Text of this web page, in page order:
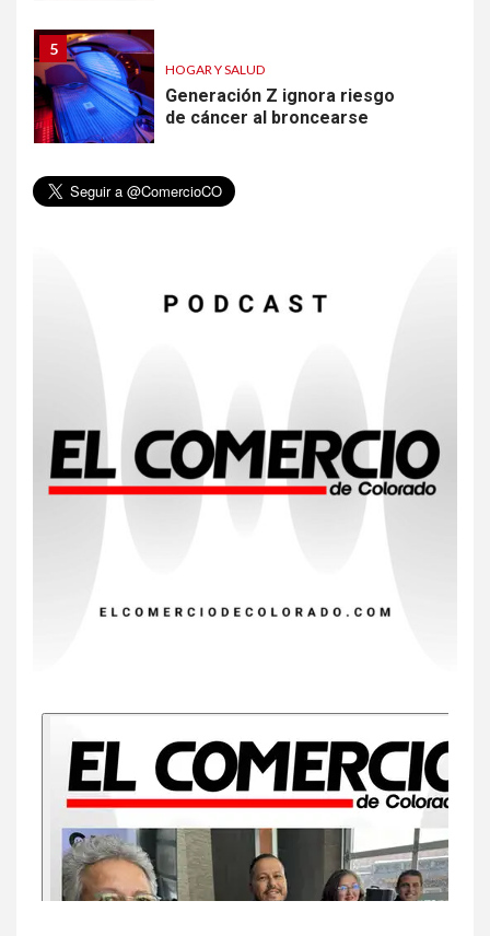
5
HOGAR Y SALUD
Generación Z ignora riesgo
de cáncer al broncearse
6
precio
8 • ESTADOS UNIDOS HOGAR Y SALUD
EEUU este año que en 2025
• ESTADOS UNIDOS
HOGAR Y SALUD
NOTICIAS
Van 4,100 casos confirmados
por parásito que causa
diarrea en EEUU